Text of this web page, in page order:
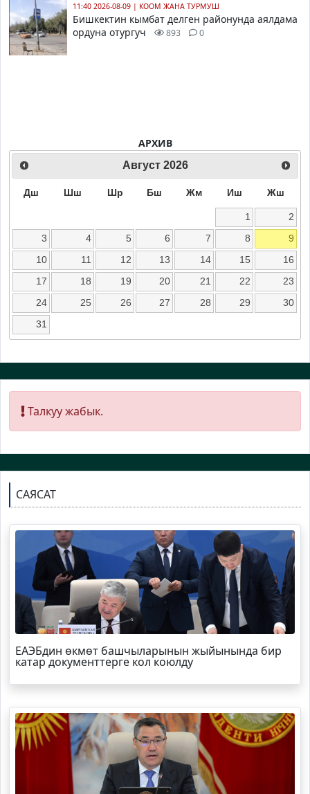
11:40 2026-08-09 | КООМ ЖАНА ТУРМУШ
Бишкектин кымбат делген районунда аялдама
ордуна отургуч
893 0
АРХИВ
Август 2026
Дш Шш Шр Бш Жм Иш Жш
1
2
3
4 5 6 7 8
9
10
11 12 13 14 15
16
17
18 19 20 21 22
23
24
25 26 27 28 29
30
31
Талкуу жабык.
САЯСАТ
ЕАЭБдин өкмөт башчыларынын жыйынында бир
катар документтерге кол коюлду